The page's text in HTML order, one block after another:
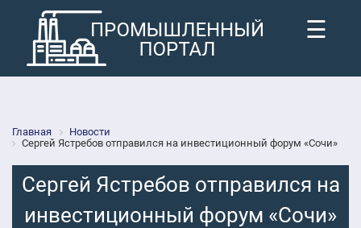
☰
Главная
Новости
Сергей Ястребов отправился на инвестиционный форум «Сочи»
Сергей Ястребов отправился на
инвестиционный форум «Сочи»